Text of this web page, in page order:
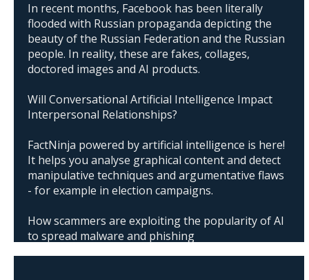
In recent months, Facebook has been literally
flooded with Russian propaganda depicting the
beauty of the Russian Federation and the Russian
people. In reality, these are fakes, collages,
doctored images and AI products.
Will Conversational Artificial Intelligence Impact
Interpersonal Relationships?
FactNinja powered by artificial intelligence is here!
It helps you analyse graphical content and detect
manipulative techniques and argumentative flaws
- for example in election campaigns.
How scammers are exploiting the popularity of AI
to spread malware and phishing